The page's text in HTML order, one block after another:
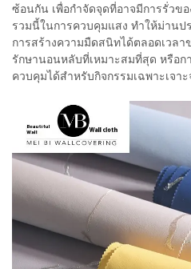
ซ้อนกัน เพื่อกำจัดจุดที่อาจมีการรั่วข
รวมนี้ในการควบคุมแสง ทำให้ม่าน
การสร้างความมืดสนิทได้ตลอดเวลา
รักษานอนหลับที่เหมาะสมที่สุด หรือ
ควบคุมได้สำหรับกิจกรรมเฉพาะเจาะ